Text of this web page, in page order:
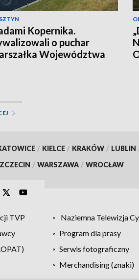
Kopernika.
o puchar
Województwa
/ KIELCE / KRAKÓW / LUBLIN
/ WARSZAWA / WROCŁAW
TVP Naziemna Telewizja
Program dla prasy
Serwis fotograficzny
Merchandising (znaki)